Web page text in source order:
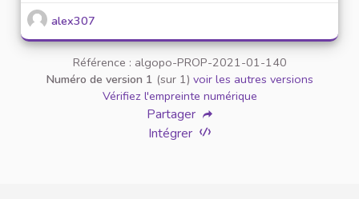
alex307
Référence : algopo-PROP-2021-01-140
Numéro de version 1 (sur 1) voir les autres versions
Vérifiez l'empreinte numérique
Partager
Intégrer